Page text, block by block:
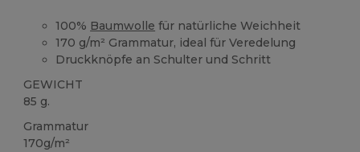
100% Baumwolle für natürliche Weichheit
170 g/m² Grammatur, ideal für Veredelung
Druckknöpfe an Schulter und Schritt
GEWICHT
85 g.
Grammatur
170g/m²